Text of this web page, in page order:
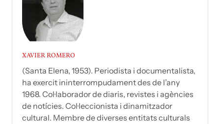
XAVIER ROMERO
(Santa Elena, 1953). Periodista i documentalista,
ha exercit ininterrompudament des de l’any
1968. Col·laborador de diaris, revistes i agències
de notícies. Col·leccionista i dinamitzador
cultural. Membre de diverses entitats culturals